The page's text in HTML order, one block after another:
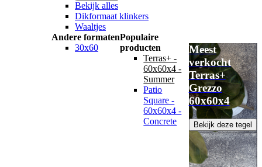
Bekijk alles
Dikformaat klinkers
Waaltjes
Andere formaten
30x60
Populaire
producten
Terras+ -
60x60x4 -
Summer
Patio
Square -
60x60x4 -
Concrete
Meest
verkocht
Terras+
Grezzo
60x60x4
Bekijk deze tegel